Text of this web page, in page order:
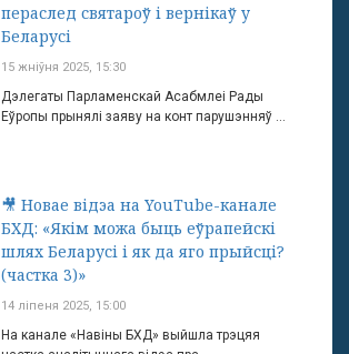
пераслед святароў і вернікаў у
Беларусі
15 жніўня 2025, 15:30
Дэлегаты Парламенскай Асабмлеі Рады
Еўропы прынялі заяву на конт парушэнняў ...
🎥 Новае відэа на YouTube-канале
БХД: «Якім можа быць еўрапейскі
шлях Беларусі і як да яго прыйсці?
(частка 3)»
14 ліпеня 2025, 15:00
На канале «Навіны БХД» выйшла трэцяя